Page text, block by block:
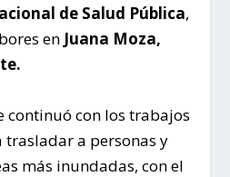
de Salud Pública,
en Juana Moza,
continuó con los trabajos
trasladar a personas y
más inundadas, con el